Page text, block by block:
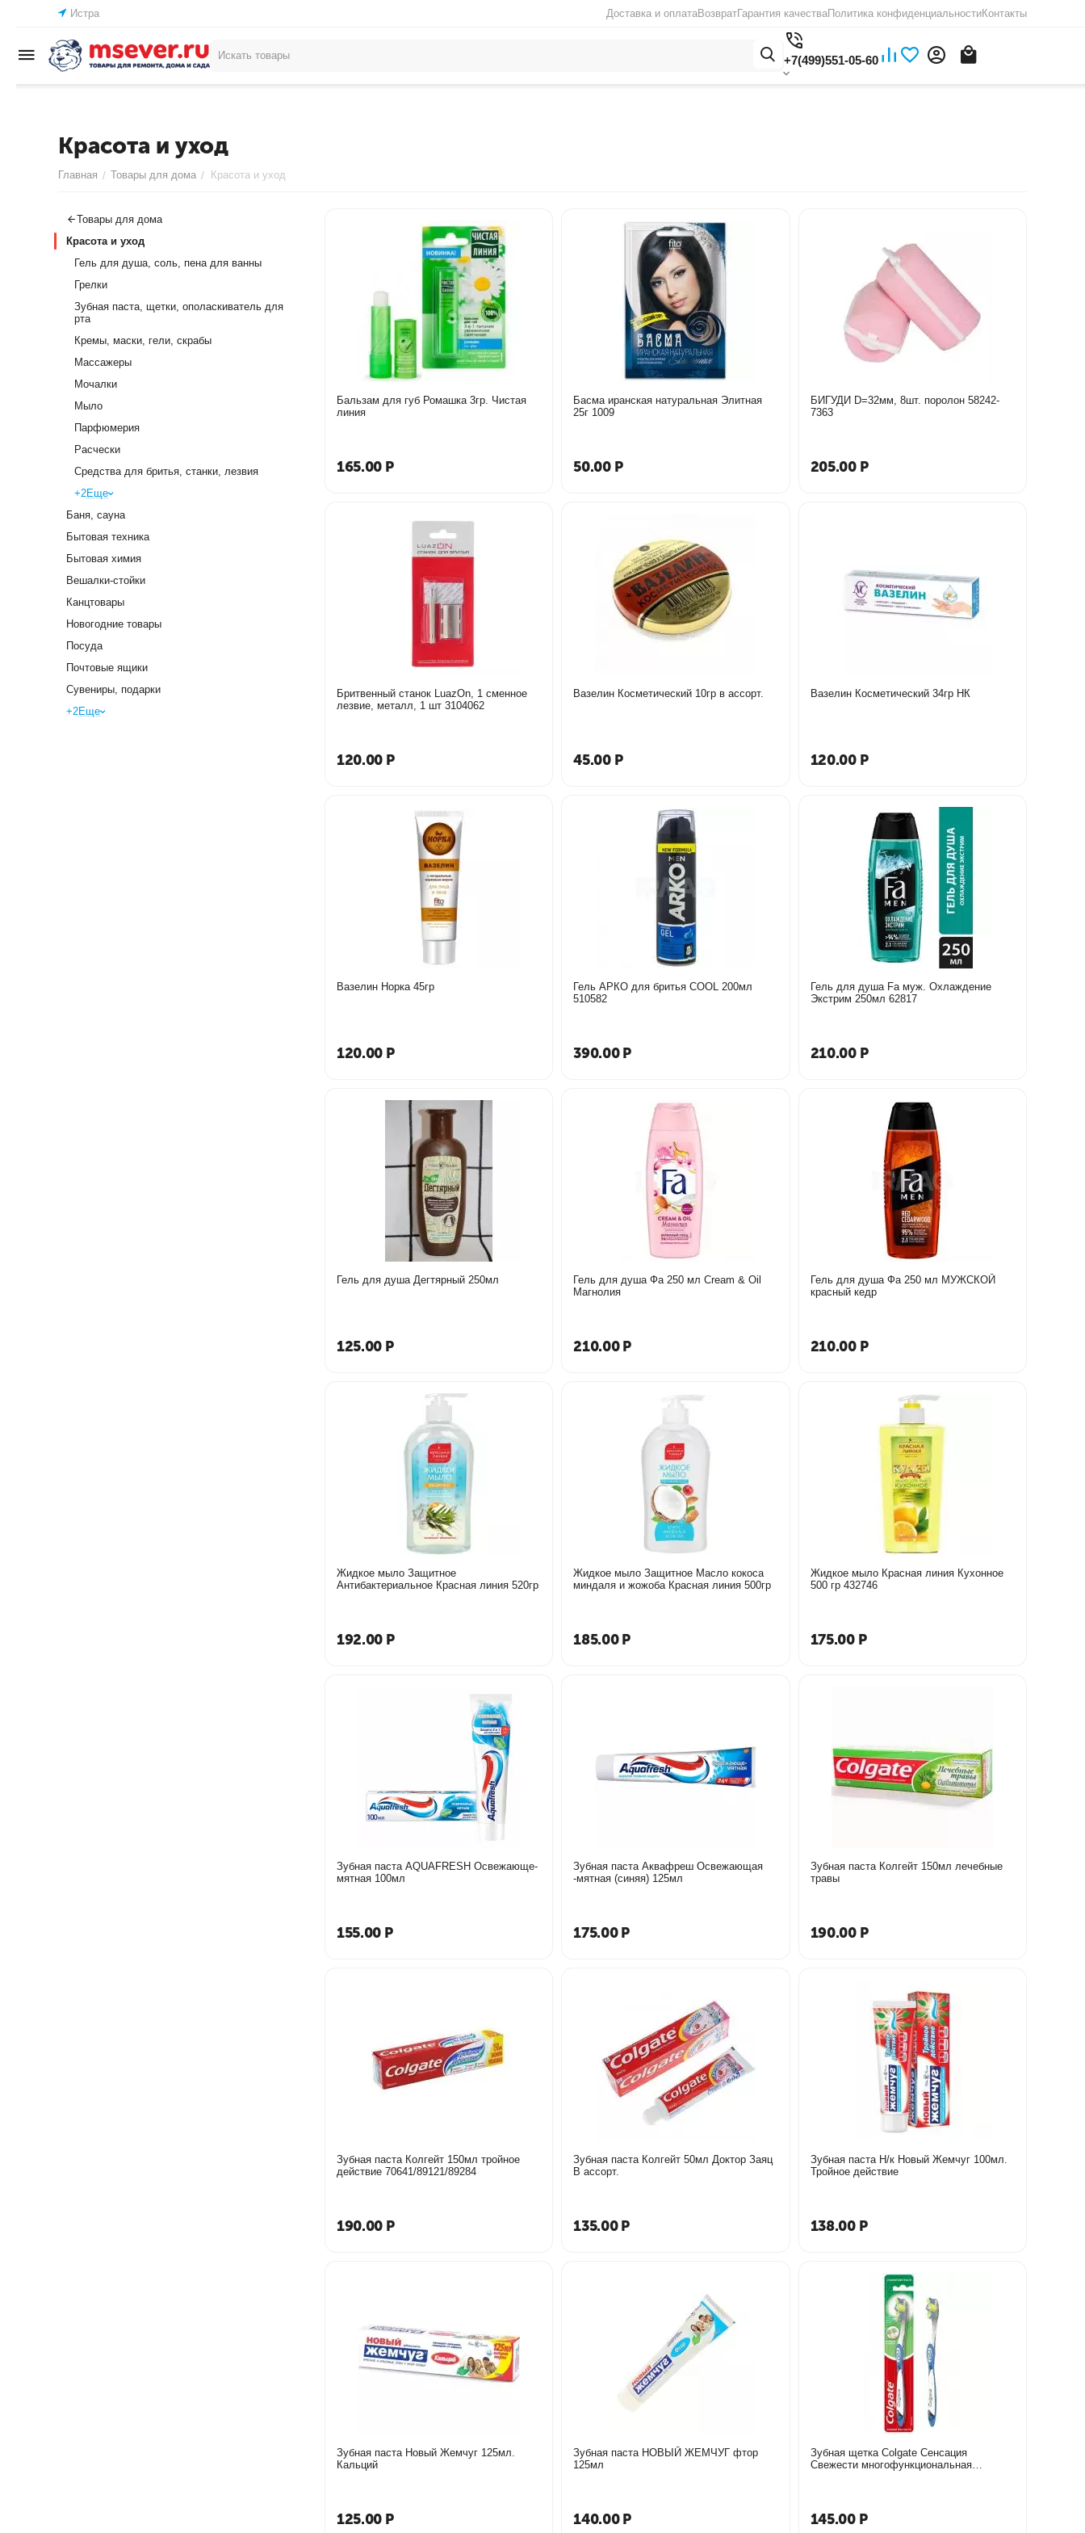
Истра Доставка и оплатаВозвратГарантия качестваПолитика конфиденциальностиКонтакты
+7(499)551-05-60
Красота и уход
Главная / Товары для дома / Красота и уход
Бальзам для губ Ромашка 3гр. Чистая
линия
165.00 Р
Басма иранская натуральная Элитная
25г 1009
50.00 Р
БИГУДИ D=32мм, 8шт. поролон 58242-
7363
205.00 Р
Бритвенный станок LuazOn, 1 сменное
лезвие, металл, 1 шт 3104062
120.00 Р
Вазелин Косметический 10гр в ассорт.
45.00 Р
Вазелин Косметический 34гр НК
120.00 Р
Вазелин Норка 45гр
120.00 Р
Гель АРКО для бритья COOL 200мл
510582
390.00 Р
Гель для душа Fa муж. Охлаждение
Экстрим 250мл 62817
210.00 Р
Гель для душа Дегтярный 250мл
125.00 Р
Гель для душа Фа 250 мл Сream & Oil
Магнолия
210.00 Р
Гель для душа Фа 250 мл МУЖСКОЙ
красный кедр
210.00 Р
Жидкое мыло Защитное
Антибактериальное Красная линия 520гр
192.00 Р
Жидкое мыло Защитное Масло кокоса
миндаля и жожоба Красная линия 500гр
185.00 Р
Жидкое мыло Красная линия Кухонное
500 гр 432746
175.00 Р
Зубная паста AQUAFRESH Освежающе-
мятная 100мл
155.00 Р
Зубная паста Аквафреш Освежающая
-мятная (синяя) 125мл
175.00 Р
Зубная паста Колгейт 150мл лечебные
травы
190.00 Р
Зубная паста Колгейт 150мл тройное
действие 70641/89121/89284
190.00 Р
Зубная паста Колгейт 50мл Доктор Заяц
В ассорт.
135.00 Р
Зубная паста Н/к Новый Жемчуг 100мл.
Тройное действие
138.00 Р
Зубная паста Новый Жемчуг 125мл.
Кальций
125.00 Р
Зубная паста НОВЫЙ ЖЕМЧУГ фтор
125мл
140.00 Р
Зубная щетка Colgate Сенсация
Свежести многофункциональная
145.00 Р
Товары для дома
Красота и уход
Гель для душа, соль, пена для ванны
Грелки
Зубная паста, щетки, ополаскиватель для
рта
Кремы, маски, гели, скрабы
Массажеры
Мочалки
Мыло
Парфюмерия
Расчески
Средства для бритья, станки, лезвия
+2Еще
Баня, сауна
Бытовая техника
Бытовая химия
Вешалки-стойки
Канцтовары
Новогодние товары
Посуда
Почтовые ящики
Сувениры, подарки
+2Еще